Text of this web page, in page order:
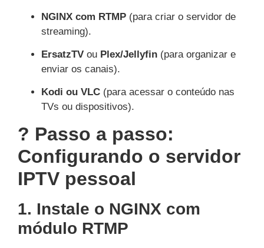
NGINX com RTMP (para criar o servidor de
streaming).
ErsatzTV ou Plex/Jellyfin (para organizar e
enviar os canais).
Kodi ou VLC (para acessar o conteúdo nas
TVs ou dispositivos).
? Passo a passo:
Configurando o servidor
IPTV pessoal
1. Instale o NGINX com
módulo RTMP